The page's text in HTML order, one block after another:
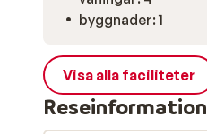
byggnader: 1
Visa alla faciliteter
Reseinformation